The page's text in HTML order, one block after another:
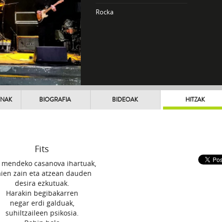
Rocka
BIOGRAFIA BIDEOAK HITZAK
Fits
mendeko casanova ihartuak,
zain eta atzean dauden
desira ezkutuak.
Harakin begibakarren
negar erdi galduak,
suhiltzaileen psikosia.